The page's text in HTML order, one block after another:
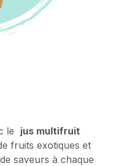
le jus multifruit
fruits exotiques et
saveurs à chaque